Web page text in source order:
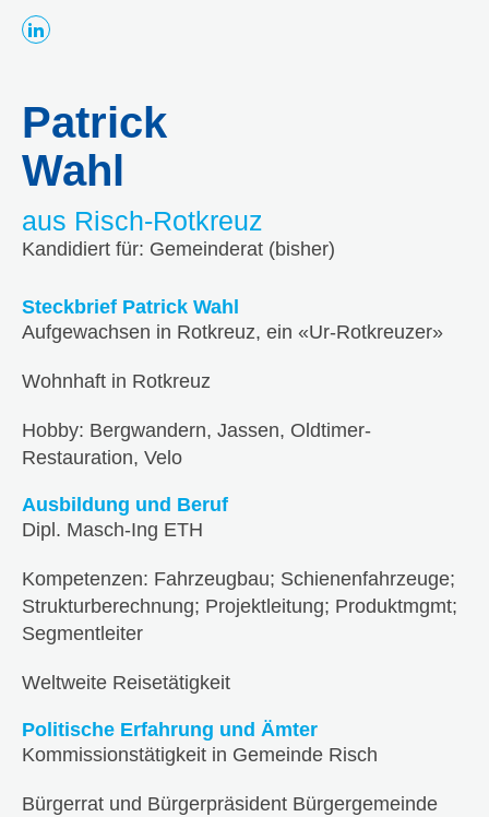
Patrick
Wahl
aus Risch-Rotkreuz
Kandidiert für: Gemeinderat (bisher)
Steckbrief Patrick Wahl
Aufgewachsen in Rotkreuz, ein «Ur-Rotkreuzer»
Wohnhaft in Rotkreuz
Hobby: Bergwandern, Jassen, Oldtimer-
Restauration, Velo
Ausbildung und Beruf
Dipl. Masch-Ing ETH
Kompetenzen: Fahrzeugbau; Schienenfahrzeuge;
Strukturberechnung; Projektleitung; Produktmgmt;
Segmentleiter
Weltweite Reisetätigkeit
Politische Erfahrung und Ämter
Kommissionstätigkeit in Gemeinde Risch
Bürgerrat und Bürgerpräsident Bürgergemeinde